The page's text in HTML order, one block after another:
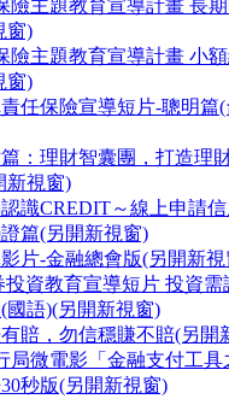
險主題教育宣導計畫 長
窗)
險主題教育宣導計畫 小
窗)
任保險宣導短片-聰明篇
：理財智囊團，打造理
新視窗)
識CREDIT～線上申請
篇(另開新視窗)
片-金融總會版(另開新視
投資教育宣導短片 投資
國語)(另開新視窗)
賠，勿信穩賺不賠(另開
局微電影「金融支付工
秒版(另開新視窗)